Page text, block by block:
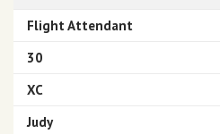
Flight Attendant
30
XC
Judy